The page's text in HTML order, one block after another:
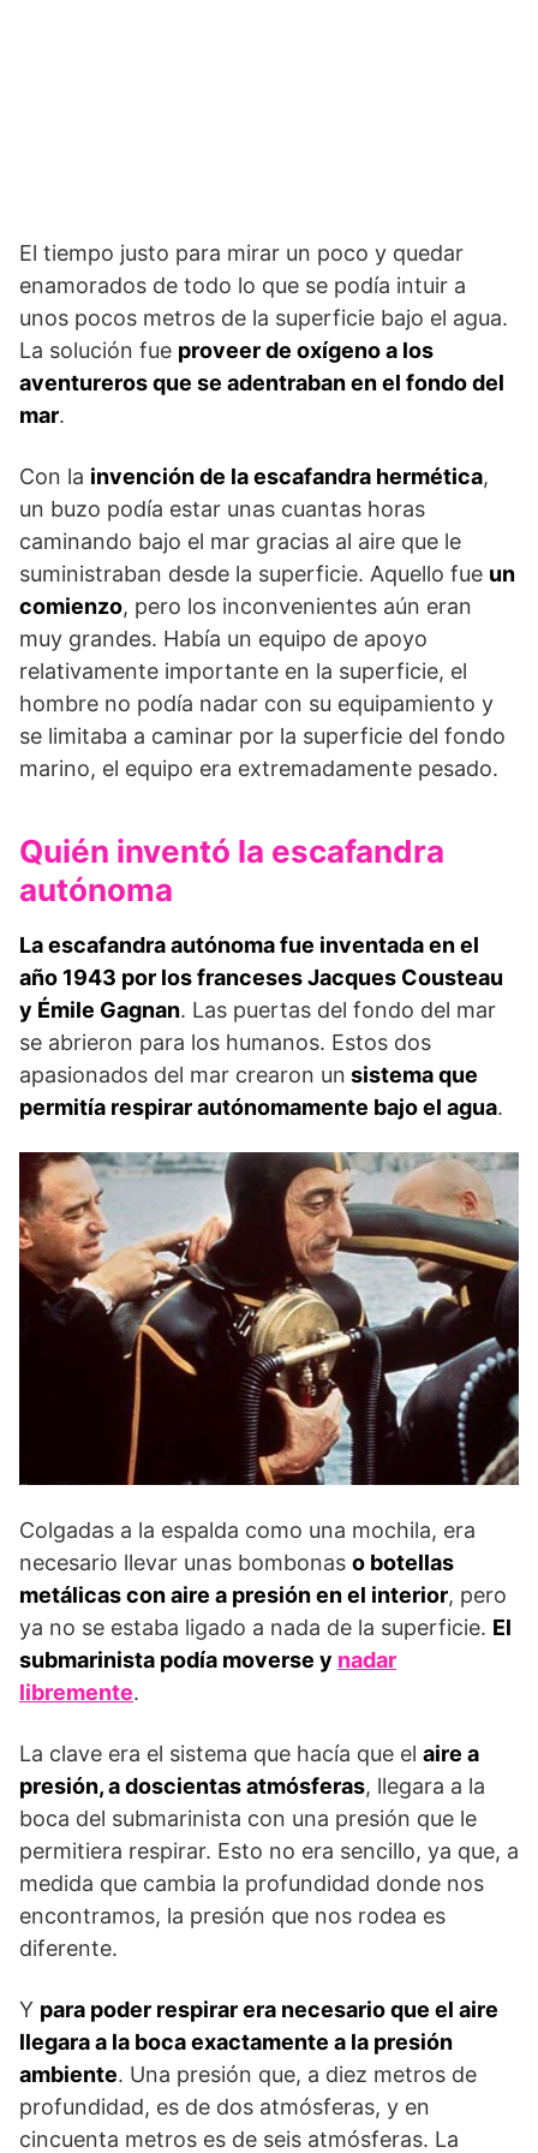
El tiempo justo para mirar un poco y quedar
enamorados de todo lo que se podía intuir a
unos pocos metros de la superficie bajo el agua.
La solución fue proveer de oxígeno a los
aventureros que se adentraban en el fondo del
mar.
Con la invención de la escafandra hermética,
un buzo podía estar unas cuantas horas
caminando bajo el mar gracias al aire que le
suministraban desde la superficie. Aquello fue un
comienzo, pero los inconvenientes aún eran
muy grandes. Había un equipo de apoyo
relativamente importante en la superficie, el
hombre no podía nadar con su equipamiento y
se limitaba a caminar por la superficie del fondo
marino, el equipo era extremadamente pesado.
Quién inventó la escafandra
autónoma
La escafandra autónoma fue inventada en el
año 1943 por los franceses Jacques Cousteau
y Émile Gagnan. Las puertas del fondo del mar
se abrieron para los humanos. Estos dos
apasionados del mar crearon un sistema que
permitía respirar autónomamente bajo el agua.
Colgadas a la espalda como una mochila, era
necesario llevar unas bombonas o botellas
metálicas con aire a presión en el interior, pero
ya no se estaba ligado a nada de la superficie. El
submarinista podía moverse y nadar
libremente.
La clave era el sistema que hacía que el aire a
presión, a doscientas atmósferas, llegara a la
boca del submarinista con una presión que le
permitiera respirar. Esto no era sencillo, ya que, a
medida que cambia la profundidad donde nos
encontramos, la presión que nos rodea es
diferente.
Y para poder respirar era necesario que el aire
llegara a la boca exactamente a la presión
ambiente. Una presión que, a diez metros de
profundidad, es de dos atmósferas, y en
cincuenta metros es de seis atmósferas. La